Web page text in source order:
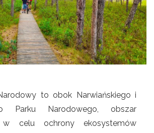
to obok Narwiańskiego i
Parku Narodowego, obszar
w celu ochrony ekosystemów